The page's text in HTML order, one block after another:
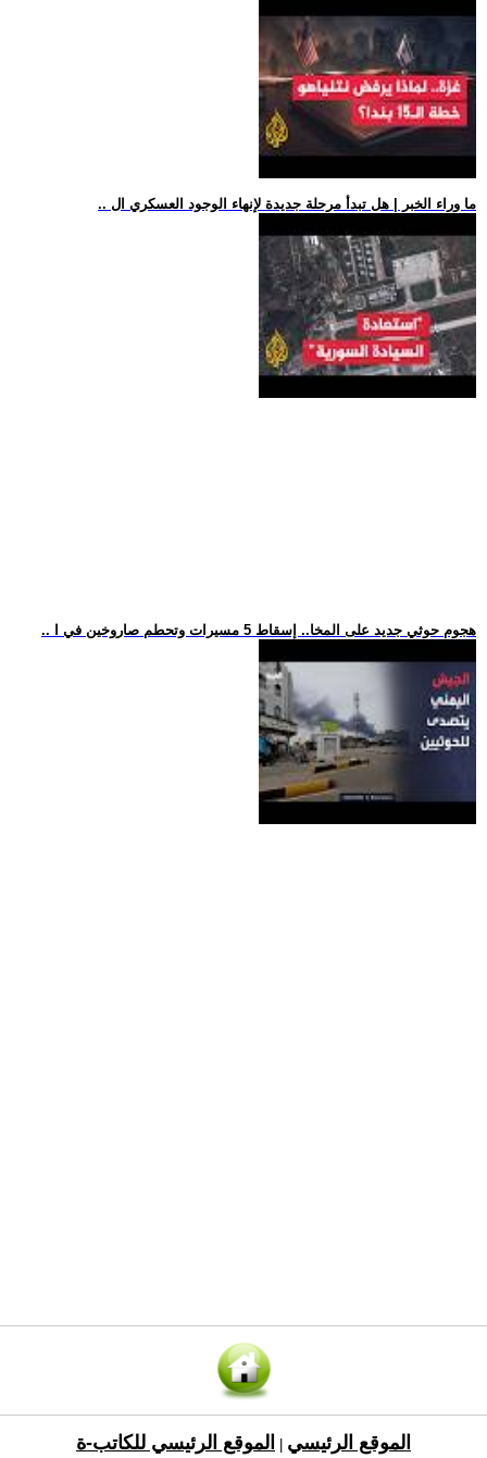
.. ما وراء الخبر | هل تبدأ مرحلة جديدة لإنهاء الوجود العسكري ال
.. هجوم حوثي جديد على المخا.. إسقاط 5 مسيرات وتحطم صاروخين في ا
الموقع الرئيسي الموقع الرئيسي للكاتب-ة